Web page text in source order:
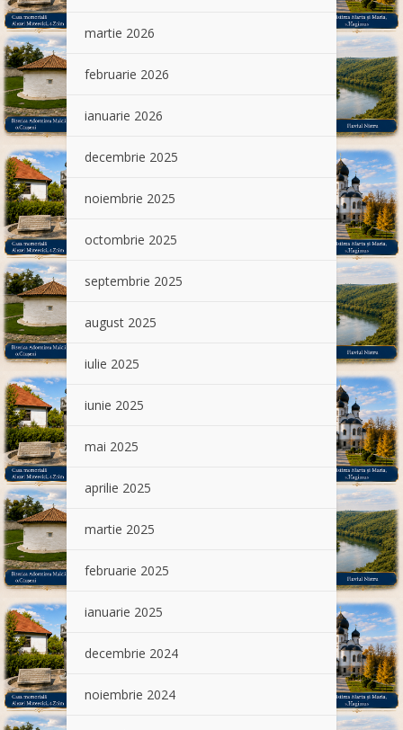
martie 2026
februarie 2026
ianuarie 2026
decembrie 2025
noiembrie 2025
octombrie 2025
septembrie 2025
august 2025
iulie 2025
iunie 2025
mai 2025
aprilie 2025
martie 2025
februarie 2025
ianuarie 2025
decembrie 2024
noiembrie 2024